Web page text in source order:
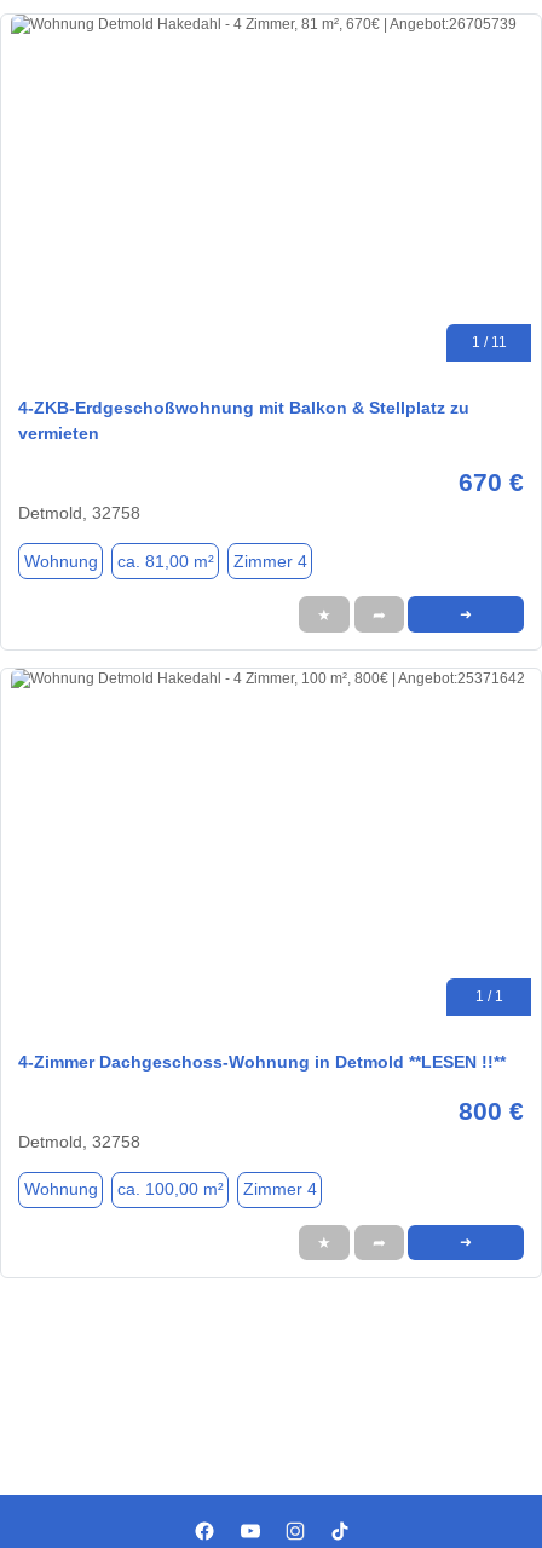
1 / 11
4-ZKB-Erdgeschoßwohnung mit Balkon & Stellplatz zu
vermieten
670 €
Detmold, 32758
Wohnung ca. 81,00 m² Zimmer 4
★ ➦ ➜
1 / 1
4-Zimmer Dachgeschoss-Wohnung in Detmold **LESEN !!**
800 €
Detmold, 32758
Wohnung ca. 100,00 m² Zimmer 4
★ ➦ ➜